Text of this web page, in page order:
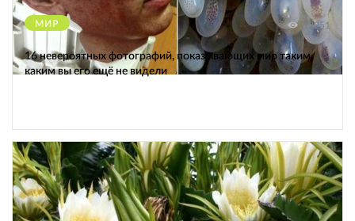
МИР 12251
16 невероятных фотографий, показывающих мир таким,
каким вы его ещё не видели